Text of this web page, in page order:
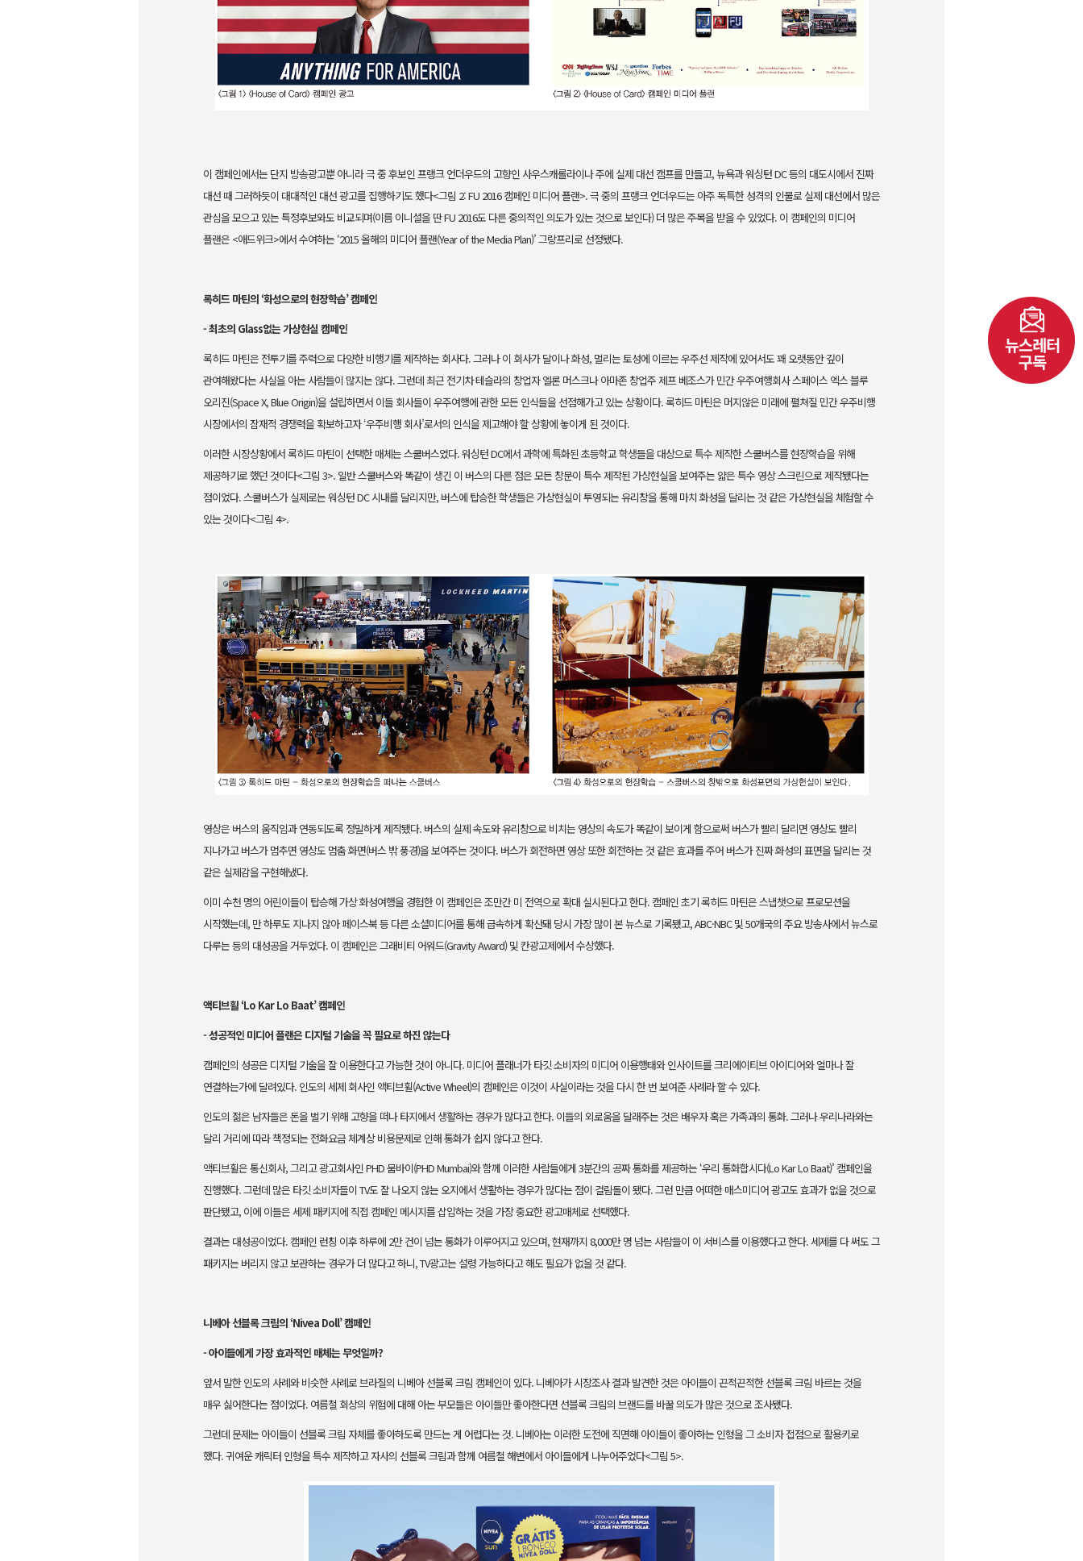
이 캠페인에서는 단지 방송광고뿐 아니라 극 중 후보인 프랭크 언더우드의 고향인 사우스캐롤라이나 주에 실제 대선 캠프를 만들고, 뉴욕과 워싱턴 DC 등의 대도시에서 진짜
대선 때 그러하듯이 대대적인 대선 광고를 집행하기도 했다<그림 2: FU 2016 캠페인 미디어 플랜>. 극 중의 프랭크 언더우드는 아주 독특한 성격의 인물로 실제 대선에서 많은
관심을 모으고 있는 특정후보와도 비교되며(이름 이니셜을 딴 FU 2016도 다른 중의적인 의도가 있는 것으로 보인다) 더 많은 주목을 받을 수 있었다. 이 캠페인의 미디어
플랜은 <애드위크>에서 수여하는 ‘2015 올해의 미디어 플랜(Year of theMedia Plan)’ 그랑프리로 선정됐다.
록히드 마틴의 ‘화성으로의 현장학습’ 캠페인
- 최초의 Glass없는 가상현실 캠페인
록히드 마틴은 전투기를 주력으로 다양한 비행기를 제작하는 회사다. 그러나 이 회사가 달이나 화성, 멀리는 토성에 이르는 우주선 제작에 있어서도꽤 오랫동안 깊이
관여해왔다는 사실을 아는 사람들이 많지는 않다. 그런데최근 전기차 테슬라의 창업자 엘론 머스크나 아마존 창업주 제프 베조스가민간 우주여행회사 스페이스 엑스 블루
오리진(Space X, Blue Origin)을 설립하면서 이들 회사들이 우주여행에 관한 모든 인식들을 선점해가고 있는 상황이다. 록히드 마틴은 머지않은 미래에 펼쳐질 민간 우주비행
시장에서의 잠재적 경쟁력을 확보하고자 ‘우주비행 회사’로서의 인식을 제고해야할 상황에 놓이게 된 것이다.
이러한 시장상황에서 록히드 마틴이 선택한 매체는 스쿨버스였다. 워싱턴DC에서 과학에 특화된 초등학교 학생들을 대상으로 특수 제작한 스쿨버스를 현장학습을 위해
제공하기로 했던 것이다<그림 3>. 일반 스쿨버스와 똑같이 생긴 이 버스의 다른 점은 모든 창문이 특수 제작된 가상현실을 보여주는 얇은 특수 영상 스크린으로 제작됐다는
점이었다. 스쿨버스가 실제로는 워싱턴 DC 시내를 달리지만, 버스에 탑승한 학생들은 가상현실이 투영되는 유리창을 통해 마치 화성을 달리는 것 같은 가상현실을 체험할 수
있는 것이다<그림 4>.
영상은 버스의 움직임과 연동되도록 정밀하게 제작됐다. 버스의 실제 속도와 유리창으로 비치는 영상의 속도가 똑같이 보이게 함으로써 버스가 빨리 달리면 영상도 빨리
지나가고 버스가 멈추면 영상도 멈춤 화면(버스 밖 풍경)을 보여주는 것이다. 버스가 회전하면 영상 또한 회전하는 것 같은 효과를 주어 버스가 진짜 화성의 표면을 달리는 것
같은 실제감을 구현해냈다.
이미 수천 명의 어린이들이 탑승해 가상 화성여행을 경험한 이 캠페인은 조만간 미 전역으로 확대 실시된다고 한다. 캠페인 초기 록히드 마틴은 스냅챗으로 프로모션을
시작했는데, 만 하루도 지나지 않아 페이스북 등 다른소셜미디어를 통해 급속하게 확산돼 당시 가장 많이 본 뉴스로 기록됐고,ABC·NBC 및 50개국의 주요 방송사에서 뉴스로
다루는 등의 대성공을 거두었다. 이 캠페인은 그래비티 어워드(Gravity Award) 및 칸광고제에서 수상했다.
액티브휠 ‘Lo Kar Lo Baat’ 캠페인
- 성공적인 미디어 플랜은 디지털 기술을 꼭 필요로 하진 않는다
캠페인의 성공은 디지털 기술을 잘 이용한다고 가능한 것이 아니다. 미디어 플래너가 타깃 소비자의 미디어 이용행태와 인사이트를 크리에이티브 아이디어와 얼마나 잘
연결하는가에 달려있다. 인도의 세제 회사인 액티브휠(Active Wheel)의 캠페인은 이것이 사실이라는 것을 다시 한 번 보여준 사례라 할 수 있다.
인도의 젊은 남자들은 돈을 벌기 위해 고향을 떠나 타지에서 생활하는 경우가 많다고 한다. 이들의 외로움을 달래주는 것은 배우자 혹은 가족과의 통화. 그러나 우리나라와는
달리 거리에 따라 책정되는 전화요금 체계상 비용문제로 인해 통화가 쉽지 않다고 한다.
액티브휠은 통신회사, 그리고 광고회사인 PHD 뭄바이(PHD Mumbai)와함께 이러한 사람들에게 3분간의 공짜 통화를 제공하는 ‘우리 통화합시다(Lo Kar Lo Baat)’ 캠페인을
진행했다. 그런데 많은 타깃 소비자들이 TV도 잘 나오지 않는 오지에서 생활하는 경우가 많다는 점이 걸림돌이 됐다. 그런 만큼 어떠한 매스미디어 광고도 효과가 없을 것으로
판단됐고, 이에 이들은 세제 패키지에 직접 캠페인 메시지를 삽입하는 것을 가장 중요한 광고매체로 선택했다.
결과는 대성공이었다. 캠페인 런칭 이후 하루에 2만 건이 넘는 통화가 이루어지고 있으며, 현재까지 8,000만 명 넘는 사람들이 이 서비스를 이용했다고 한다. 세제를 다 써도 그
패키지는 버리지 않고 보관하는 경우가 더 많다고 하니, TV광고는 설령 가능하다고 해도 필요가 없을 것 같다.
니베아 선블록 크림의 ‘Nivea Doll’ 캠페인
- 아이들에게 가장 효과적인 매체는 무엇일까?
앞서 말한 인도의 사례와 비슷한 사례로 브라질의 니베아 선블록 크림 캠페인이 있다. 니베아가 시장조사 결과 발견한 것은 아이들이 끈적끈적한 선블록 크림 바르는 것을
매우 싫어한다는 점이었다. 여름철 회상의 위험에 대해 아는 부모들은 아이들만 좋아한다면 선블록 크림의 브랜드를 바꿀 의도가많은 것으로 조사됐다.
그런데 문제는 아이들이 선블록 크림 자체를 좋아하도록 만드는 게 어렵다는 것. 니베아는 이러한 도전에 직면해 아이들이 좋아하는 인형을 그 소비자 접점으로 활용키로
했다. 귀여운 캐릭터 인형을 특수 제작하고 자사의 선블록 크림과 함께 여름철 해변에서 아이들에게 나누어주었다<그림 5>.